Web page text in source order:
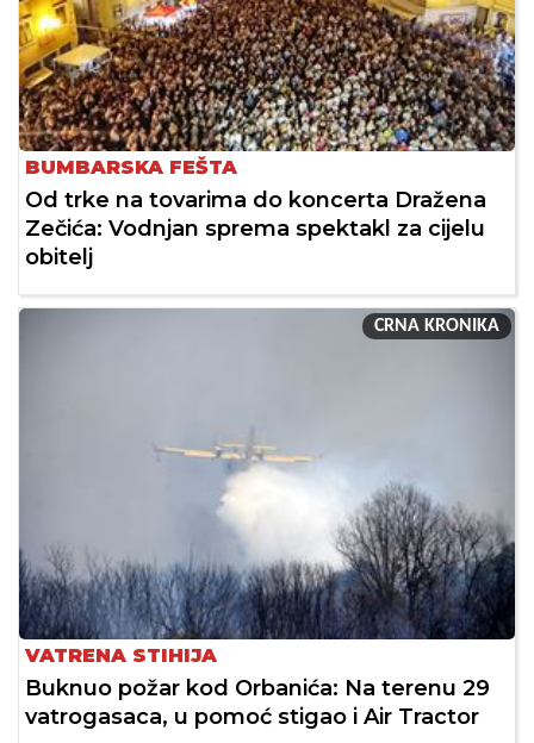
BUMBARSKA FEŠTA
Od trke na tovarima do koncerta Dražena
Zečića: Vodnjan sprema spektakl za cijelu
obitelj
CRNA KRONIKA
VATRENA STIHIJA
Buknuo požar kod Orbanića: Na terenu 29
vatrogasaca, u pomoć stigao i Air Tractor